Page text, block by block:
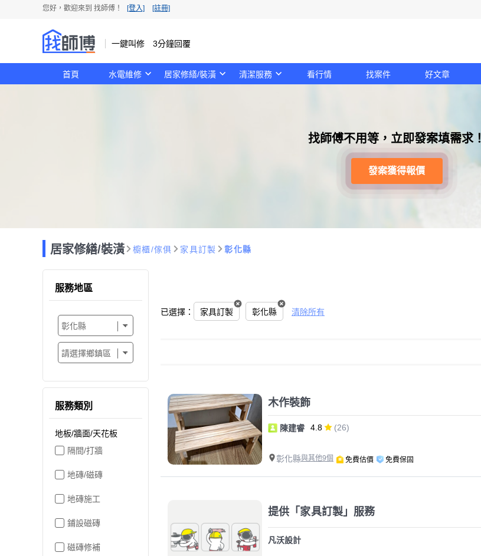
您好，歡迎來到 找師傅！ [登入] [註冊]
一鍵叫修 3分鐘回覆
首頁 水電維修 居家修繕/裝潢 清潔服務 看行情 找案件 好文章
找師傅不用等，立即發案填需求！
發案獲得報價
居家修繕/裝潢 櫥櫃/傢俱 家具訂製 彰化縣
已選擇： 家具訂製 彰化縣 清除所有
服務地區
服務類別
地板/牆面/天花板
隔間/打牆
地磚/磁磚
地磚施工
鋪設磁磚
磁磚修補
木作裝飾
陳建睿 4.8 (26)
彰化縣與其他9個 免費估價 免費保固
提供「家具訂製」服務
凡沃設計